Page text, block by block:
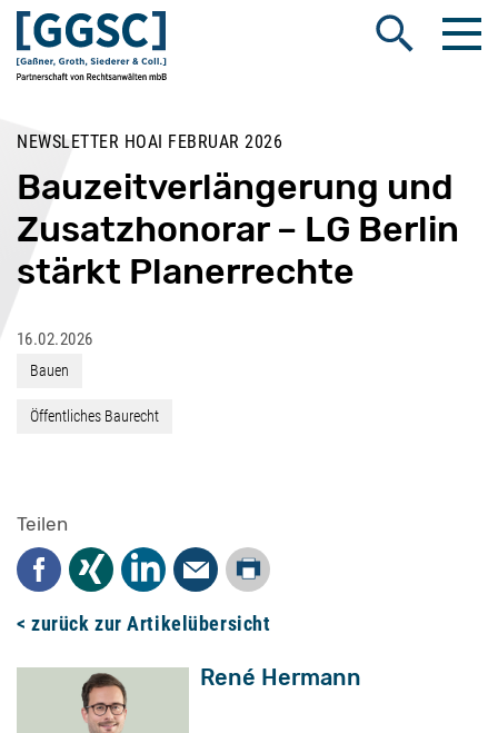
Suche öffnen
NEWSLETTER HOAI FEBRUAR 2026
Bauzeitverlängerung und
Zusatzhonorar – LG Berlin
stärkt Planerrechte
16.02.2026
Bauen
Öffentliches Baurecht
Teilen
Facebook
Xing LinkedInMail
Drucken
< zurück zur Artikelübersicht
René Hermann